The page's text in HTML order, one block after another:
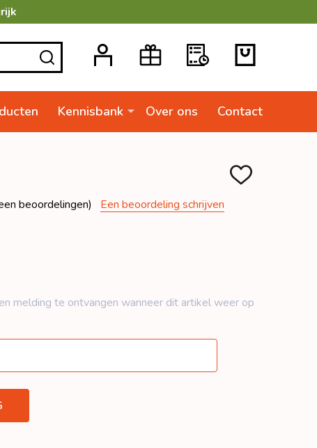
ZOEKEN
Kennisbank Over ons Contact
TOEVOEGEN
beoordelingen) Een beoordeling schrijven
​​melding te ontvangen wanneer dit artikel weer op